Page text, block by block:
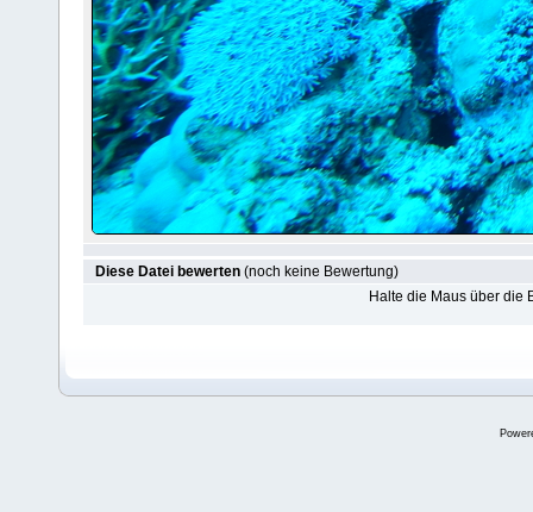
Diese Datei bewerten (noch keine Bewertung)
Halte die Maus über die